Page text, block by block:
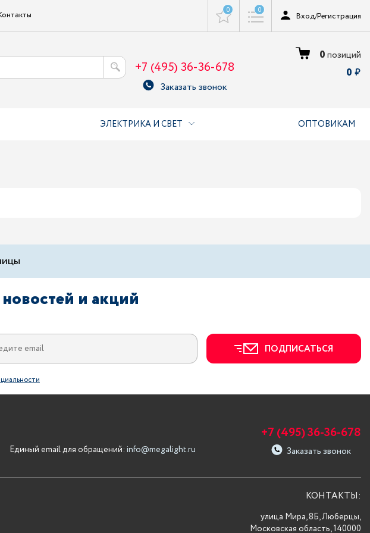
0 0
Вход/Регистрация
+7 (495) 36-36-678
Заказать звонок
0позиций
0
ЭЛЕКТРИКА И СВЕТ ОПТОВИКАМ
и акций
ПОДПИСАТЬСЯ
Единый email для обращений: info@megalight.ru
+7 (495) 36-36-678
Заказать звонок
КОНТАКТЫ:
улица Мира, 8Б, Люберцы,
Московская область, 140000